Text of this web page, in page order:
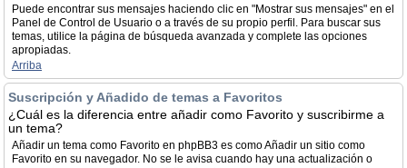
Puede encontrar sus mensajes haciendo clic en "Mostrar sus mensajes" en el
Panel de Control de Usuario o a través de su propio perfil. Para buscar sus
temas, utilice la página de búsqueda avanzada y complete las opciones
apropiadas.
Arriba
Suscripción y Añadido de temas a Favoritos
¿Cuál es la diferencia entre añadir como Favorito y suscribirme a
un tema?
Añadir un tema como Favorito en phpBB3 es como Añadir un sitio como
Favorito en su navegador. No se le avisa cuando hay una actualización o